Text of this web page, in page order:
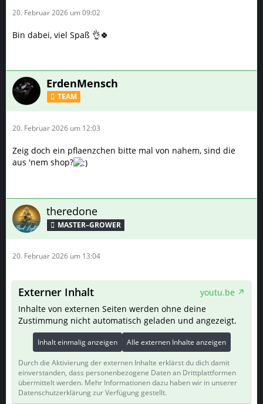
20. Februar 2026 um 09:02
Bin dabei, viel Spaß 👌🍀
ErdenMensch
TEAM
20. Februar 2026 um 12:03
Zeig doch ein pflaenzchen bitte mal von nahem, sind die
aus 'nem shop?
theredone
MASTER–GROWER
20. Februar 2026 um 13:04
Externer Inhalt
youtu.be
Inhalte von externen Seiten werden ohne deine
Zustimmung nicht automatisch geladen und angezeigt.
Inhalt einmalig anzeigen Alle externen Inhalte anzeigen
Durch die Aktivierung der externen Inhalte erklärst du dich damit
einverstanden, dass personenbezogene Daten an Drittplattformen
übermittelt werden. Mehr Informationen dazu haben wir in unserer
Datenschutzerklärung zur Verfügung gestellt.